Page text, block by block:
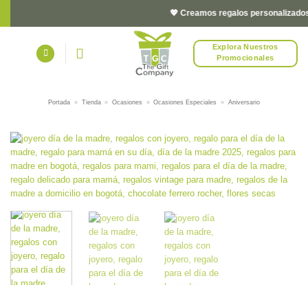
💖 Creamos regalos
Explora Nuestros
Promocionales
Portada » Tienda » Ocasiones » Ocasiones Especiales » Aniversario